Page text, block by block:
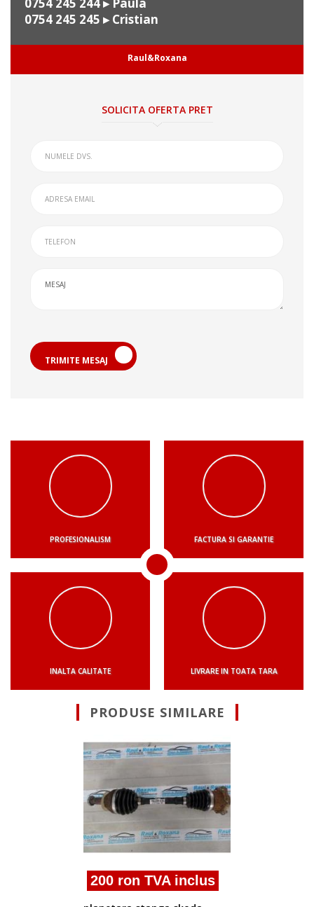
0754 245 244▸ Paula
0754 245 245 ▸ Cristian
Raul&Roxana
SOLICITA OFERTA PRET
TRIMITE MESAJ
PROFESIONALISM FACTURA SI GARANTIE
INALTA CALITATE LIVRARE IN TOATA TARA
PRODUSE SIMILARE
200 ron TVA
planetara dreapta
Fabia 2 1.2b bzg